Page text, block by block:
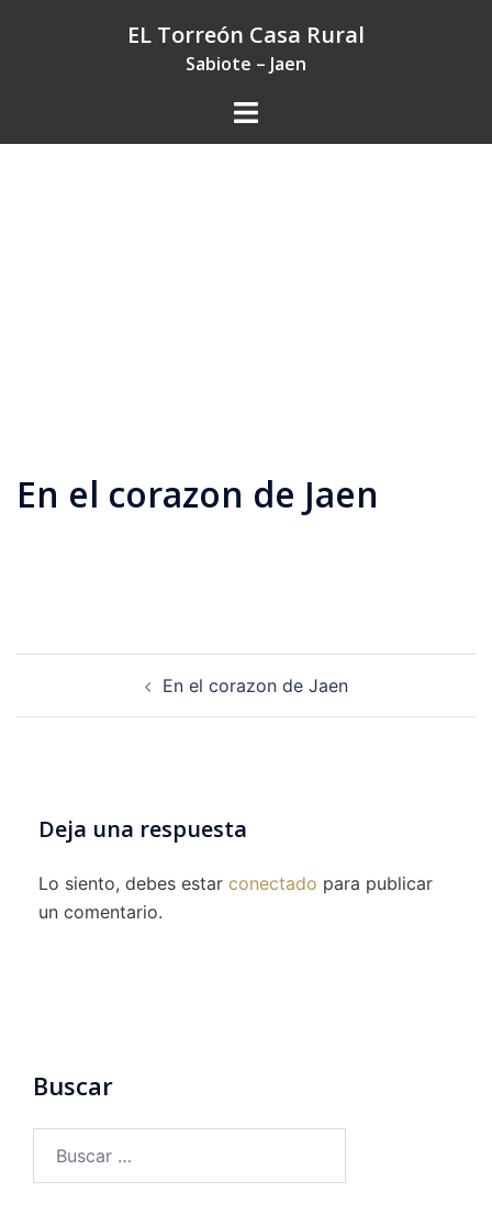
EL Torreón Casa Rural
Sabiote – Jaen
En el corazon de Jaen
Navegación
entradas
En el corazon de Jaen
Deja una respuesta
Lo siento, debes estar conectado para publicar
un comentario.
Buscar